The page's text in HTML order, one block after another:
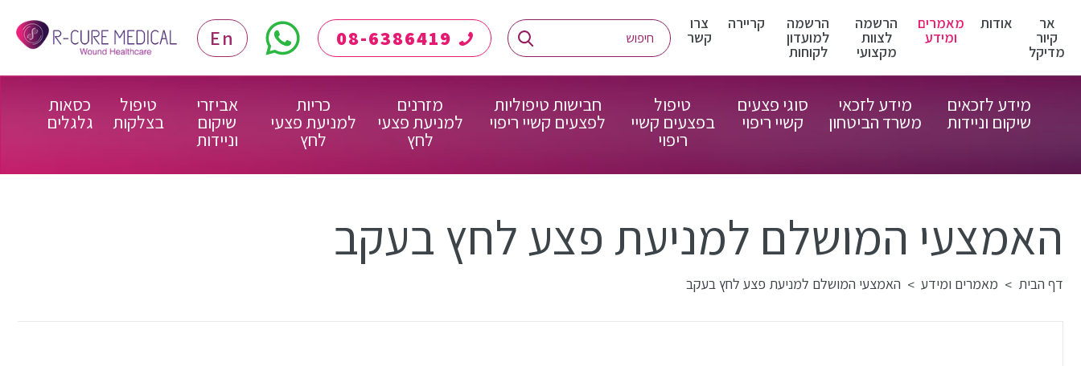
אר
קיור
מדיקל
אודות מאמרים
ומידע
הרשמה
לצוות
מקצועי
הרשמה
למועדון
לקוחות
קריירה צרו
קשר En
מידע לזכאים
שיקום וניידות
מידע לזכאי
משרד הביטחון
סוגי פצעים
קשיי ריפוי
טיפול
בפצעים קשיי
ריפוי
חבישות טיפוליות
לפצעים קשיי ריפוי
מזרנים
למניעת פצעי
לחץ
כריות
למניעת פצעי
לחץ
אביזרי
שיקום
וניידות
טיפול
בצלקות
כסאות
גלגלים
האמצעי המושלם למניעת פצע לחץ בעקב
דף הבית > מאמרים ומידע > האמצעי המושלם למניעת פצע לחץ בעקב